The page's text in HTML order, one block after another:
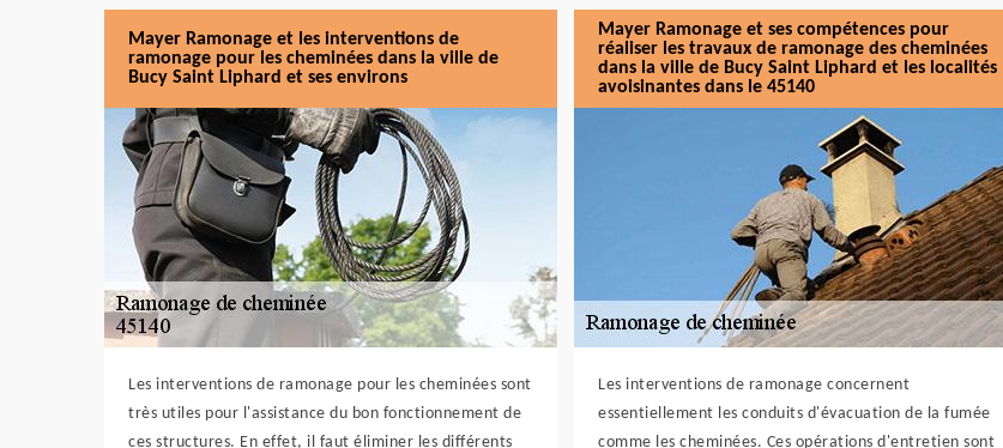
Mayer Ramonage et les interventions de
ramonage pour les cheminées dans la ville de
Bucy Saint Liphard et ses environs
Les interventions de ramonage pour les cheminées sont
très utiles pour l'assistance du bon fonctionnement de
ces structures. En effet, il faut éliminer les différents
Mayer Ramonage et ses compétences pour
réaliser les travaux de ramonage des cheminées
dans la ville de Bucy Saint Liphard et les localités
avoisinantes dans le 45140
Les interventions de ramonage concernent
essentiellement les conduits d'évacuation de la fumée
comme les cheminées. Ces opérations d'entretien sont